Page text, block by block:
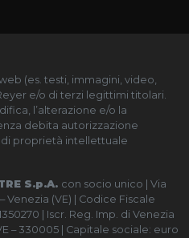
(es. testi, immagini, video,
e/o di terzi legittimi titolari.
l’alterazione e/o la
debita autorizzazione
proprietà intellettuale
S.p.A. con socio unico | Via
Venezia (VE) | Codice Fiscale
| Iscr. Reg. Imp. di Venezia
– 330005 | Capitale sociale: euro